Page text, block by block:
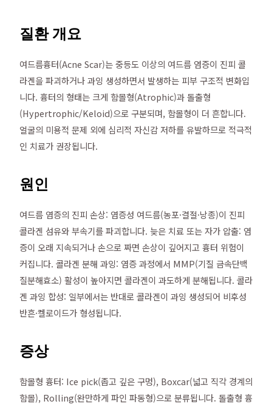
질환 개요
여드름흉터(Acne Scar)는 중등도 이상의 여드름 염증이 진피 콜
라겐을 파괴하거나 과잉 생성하면서 발생하는 피부 구조적 변화입
니다. 흉터의 형태는 크게 함몰형(Atrophic)과 돌출형
(Hypertrophic/Keloid)으로 구분되며, 함몰형이 더 흔합니다.
얼굴의 미용적 문제 외에 심리적 자신감 저하를 유발하므로 적극적
인 치료가 권장됩니다.
원인
여드름 염증의 진피 손상: 염증성 여드름(농포·결절·낭종)이 진피
콜라겐 섬유와 부속기를 파괴합니다. 늦은 치료 또는 자가 압출: 염
증이 오래 지속되거나 손으로 짜면 손상이 깊어지고 흉터 위험이
커집니다. 콜라겐 분해 과잉: 염증 과정에서 MMP(기질 금속단백
질분해효소) 활성이 높아지면 콜라겐이 과도하게 분해됩니다. 콜라
겐 과잉 합성: 일부에서는 반대로 콜라겐이 과잉 생성되어 비후성
반흔·켈로이드가 형성됩니다.
증상
함몰형 흉터: Ice pick(좁고 깊은 구멍), Boxcar(넓고 직각 경계의
함몰), Rolling(완만하게 파인 파동형)으로 분류됩니다. 돌출형 흉